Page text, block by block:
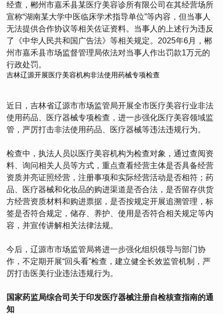
经查，郴州市嘉禾县某医疗美容诊所有限公司在其经营场所
宣称“湖南某大学中医临床学术指导单位”等内容，但当事人
无法提供合作协议等相关佐证资料。当事人的上述行为违反
了《中华人民共和国广告法》等相关规定。2025年6月，郴
州市嘉禾县市场监督管理局依法对当事人作出罚款1万元的
行政处罚。
吉林辽源开展医疗美容机构非法使用药械专项检查
近日，吉林省辽源市市场监管局开展全市医疗美容行业非法
使用药品、医疗器械专项检查，进一步强化医疗美容领域监
管，严厉打击非法使用药品、医疗器械等违法违规行为。
检查中，执法人员以医疗美容机构为检查对象，通过查阅资
料、询问相关人员等方式，重点查看经营主体是否具备经营
资质并亮证照经营，注册事项和实际经营活动是否相符；药
品、医疗器械和化妆品的购进渠道是否合法，是否留存供货
方经营资质材料和购进票据，是否按规定开展追溯管理，标
签是否符合规定，储存、养护、使用是否符合相关规定等内
容，并宣传讲解相关法律法规。
今后，辽源市市场监管局将进一步强化组织领导与部门协
作，不定期开展“回头看”检查，建立健全长效监管机制，严
厉打击医美行业违法违规行为。
国家药监局综合司关于印发医疗器械注册自检核查指南的通
知